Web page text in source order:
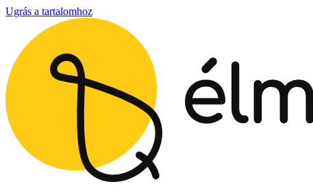
Ugrás a tartalomhoz